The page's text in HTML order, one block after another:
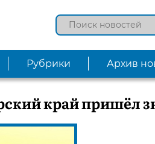
Рубрики Архив
край пришёл